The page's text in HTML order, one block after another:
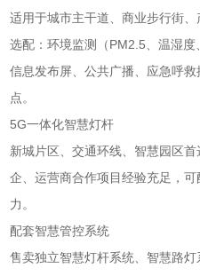
适用于城市主干道、商业步行街
选配：环境监测（PM2.5、温湿
信息发布屏、公共广播、应急呼
点。
5G一体化智慧灯杆
新城片区、交通环线、智慧园区
企、运营商合作项目经验充足，
力。
配套智慧管控系统
售卖独立智慧灯杆系统、智慧路